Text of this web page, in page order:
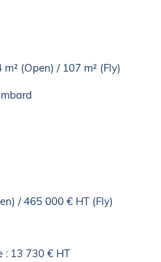
(Open) / 107 m² (Fly)
/ 465 000 € HT (Fly)
: 13 730 € HT